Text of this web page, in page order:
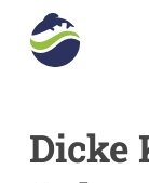
Dicke